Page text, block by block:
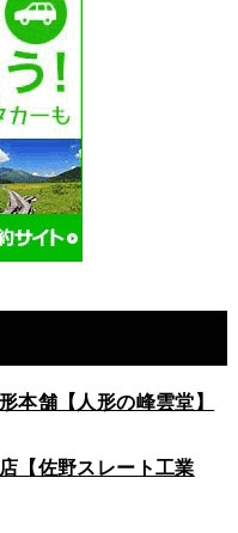
舗【人形の峰雲堂】
【佐野スレート工業